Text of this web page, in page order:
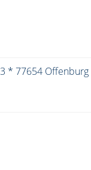
* 77654 Offenburg